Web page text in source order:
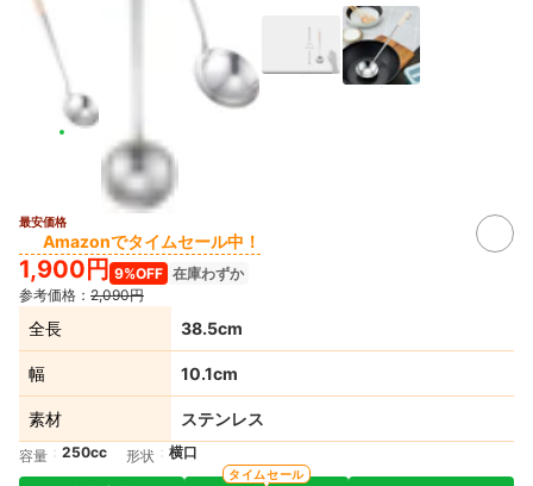
最安価格
Amazonでタイムセール中！
1,900円 9%OFF 在庫わずか
参考価格： 2,090円
全長 38.5cm
幅 10.1cm
素材 ステンレス
容量 250cc 形状 横口
タイムセール